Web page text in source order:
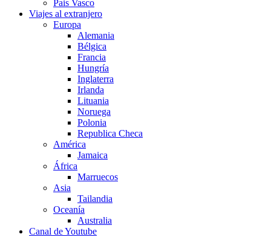
Pais Vasco
Viajes al extranjero
Europa
Alemania
Bélgica
Francia
Hungría
Inglaterra
Irlanda
Lituania
Noruega
Polonia
Republica Checa
América
Jamaica
África
Marruecos
Asia
Tailandia
Oceanía
Australia
Canal de Youtube